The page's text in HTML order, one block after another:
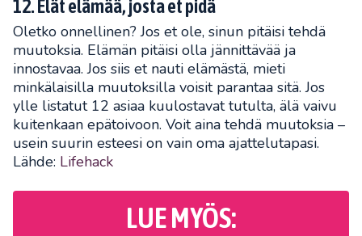
12. Elät elämää, josta et pidä
Oletko onnellinen? Jos et ole, sinun pitäisi tehdä
muutoksia. Elämän pitäisi olla jännittävää ja
innostavaa. Jos siis et nauti elämästä, mieti
minkälaisilla muutoksilla voisit parantaa sitä. Jos
ylle listatut 12 asiaa kuulostavat tutulta, älä vaivu
kuitenkaan epätoivoon. Voit aina tehdä muutoksia –
usein suurin esteesi on vain oma ajattelutapasi.
Lähde: Lifehack
LUE MYÖS: